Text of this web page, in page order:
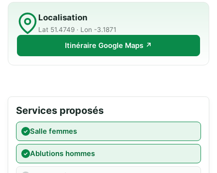
Localisation
Lat 51.4749 · Lon -3.1871
Itinéraire Google Maps ↗
Services proposés
Salle femmes
Ablutions hommes